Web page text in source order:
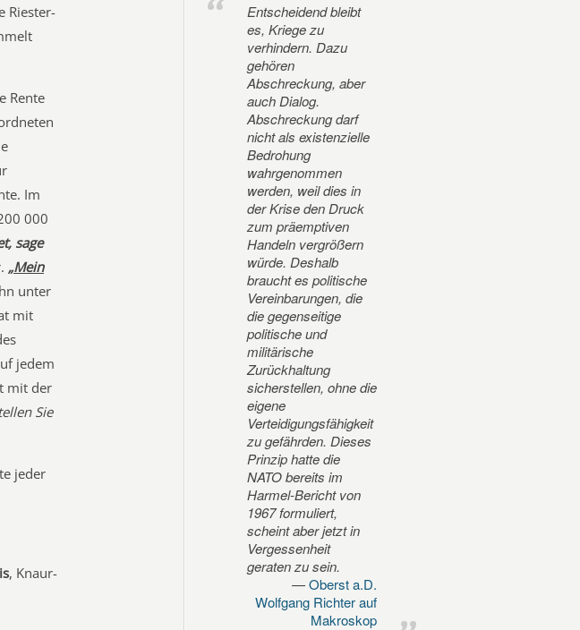
Riester-
Rente
Im
000
sage
„Mein
unter
mit
jedem
mit der
Sie
jeder
, Knaur-
Entscheidend bleibt
es, Kriege zu
verhindern. Dazu
gehören
Abschreckung, aber
auch Dialog.
Abschreckung darf
nicht als existenzielle
Bedrohung
wahrgenommen
werden, weil dies in
der Krise den Druck
zum präemptiven
Handeln vergrößern
würde. Deshalb
braucht es politische
Vereinbarungen, die
die gegenseitige
politische und
militärische
Zurückhaltung
sicherstellen, ohne die
eigene
Verteidigungsfähigkeit
zu gefährden. Dieses
Prinzip hatte die
NATO bereits im
Harmel-Bericht von
1967 formuliert,
scheint aber jetzt in
Vergessenheit
geraten zu sein.
Oberst a.D.
Wolfgang Richter auf
Makroskop